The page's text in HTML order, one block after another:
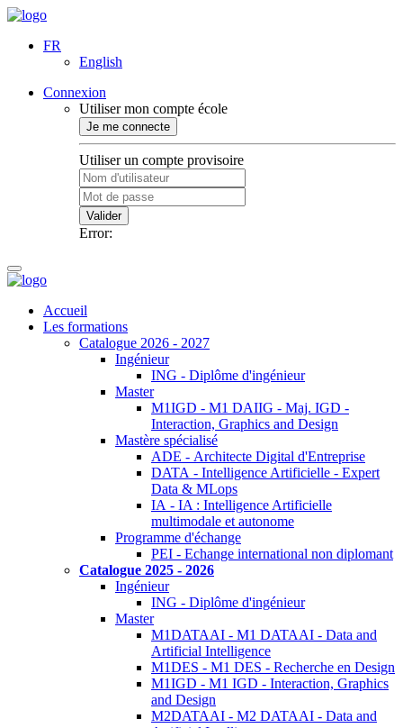
FR
English
Connexion
Utiliser mon compte école
Je me connecte
Utiliser un compte provisoire
Valider
Error:
Accueil
Les formations
Catalogue 2026 - 2027
Ingénieur
ING - Diplôme d'ingénieur
Master
M1IGD - M1 DAIIG - Maj. IGD -
Interaction, Graphics and Design
Mastère spécialisé
ADE - Architecte Digital d'Entreprise
DATA - Intelligence Artificielle - Expert
Data & MLops
IA - IA : Intelligence Artificielle
multimodale et autonome
Programme d'échange
PEI - Echange international non diplomant
Catalogue 2025 - 2026
Ingénieur
ING - Diplôme d'ingénieur
Master
M1DATAAI - M1 DATAAI - Data and
Artificial Intelligence
M1DES - M1 DES - Recherche en Design
M1IGD - M1 IGD - Interaction, Graphics
and Design
M2DATAAI - M2 DATAAI - Data and